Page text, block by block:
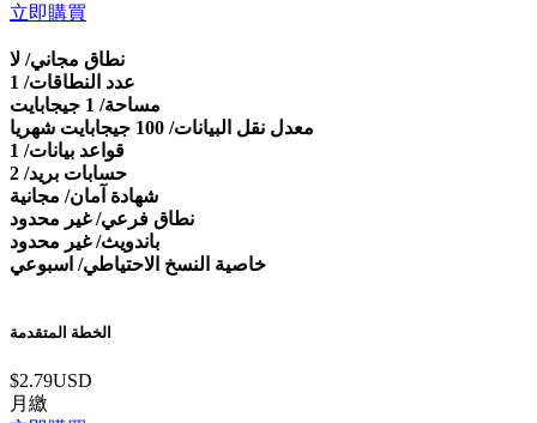
立即購買
نطاق مجاني/ لا
عدد النطاقات/ 1
مساحة/ 1 جيجابايت
معدل نقل البيانات/ 100 جيجابايت شهريا
قواعد بيانات/ 1
حسابات بريد/ 2
شهادة آمان/ مجانية
نطاق فرعي/ غير محدود
باندويث/ غير محدود
خاصية النسخ الاحتياطي/ اسبوعي
الخطة المتقدمة
$2.79USD
月繳